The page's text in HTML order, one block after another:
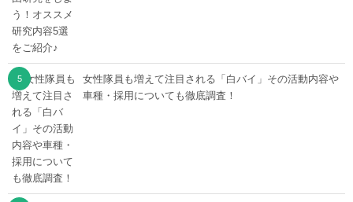
女性隊員も増えて注目される「白バイ」その活動内容や
車種・採用についても徹底調査！